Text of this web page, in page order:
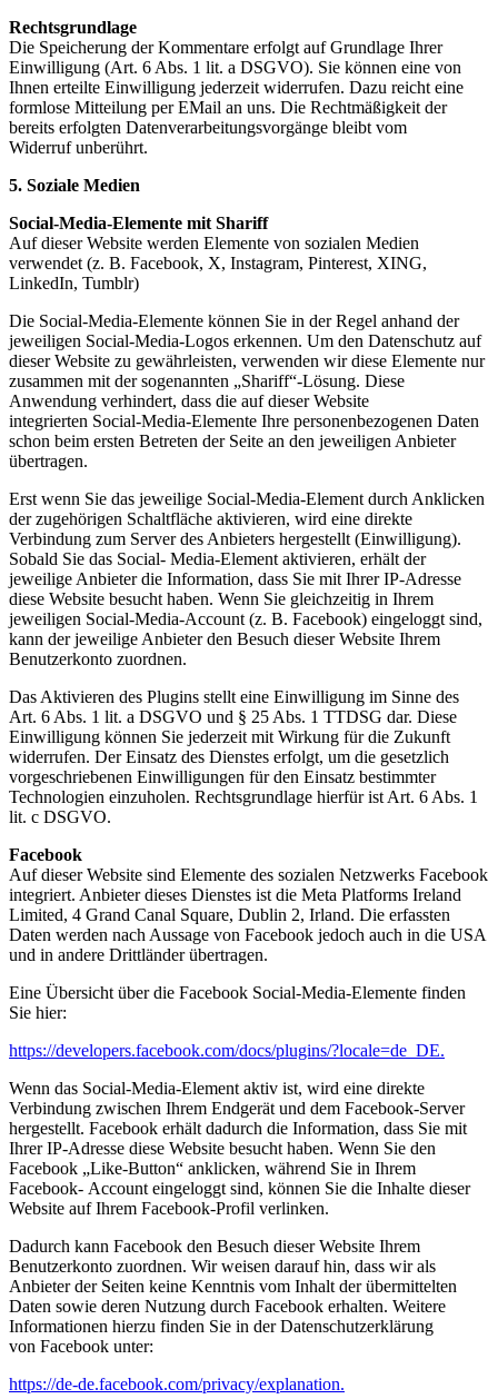
Rechtsgrundlage
Die Speicherung der Kommentare erfolgt auf Grundlage Ihrer
Einwilligung (Art. 6 Abs. 1 lit. a DSGVO). Sie können eine von
Ihnen erteilte Einwilligung jederzeit widerrufen. Dazu reicht eine
formlose Mitteilung per EMail an uns. Die Rechtmäßigkeit der
bereits erfolgten Datenverarbeitungsvorgänge bleibt vom
Widerruf unberührt.
5. Soziale Medien
Social-Media-Elemente mit Shariff
Auf dieser Website werden Elemente von sozialen Medien
verwendet (z. B. Facebook, X, Instagram, Pinterest, XING,
LinkedIn, Tumblr)
Die Social-Media-Elemente können Sie in der Regel anhand der
jeweiligen Social-Media-Logos erkennen. Um den Datenschutz auf
dieser Website zu gewährleisten, verwenden wir diese Elemente nur
zusammen mit der sogenannten „Shariff“-Lösung. Diese
Anwendung verhindert, dass die auf dieser Website
integrierten Social-Media-Elemente Ihre personenbezogenen Daten
schon beim ersten Betreten der Seite an den jeweiligen Anbieter
übertragen.
Erst wenn Sie das jeweilige Social-Media-Element durch Anklicken
der zugehörigen Schaltfläche aktivieren, wird eine direkte
Verbindung zum Server des Anbieters hergestellt (Einwilligung).
Sobald Sie das Social- Media-Element aktivieren, erhält der
jeweilige Anbieter die Information, dass Sie mit Ihrer IP-Adresse
diese Website besucht haben. Wenn Sie gleichzeitig in Ihrem
jeweiligen Social-Media-Account (z. B. Facebook) eingeloggt sind,
kann der jeweilige Anbieter den Besuch dieser Website Ihrem
Benutzerkonto zuordnen.
Das Aktivieren des Plugins stellt eine Einwilligung im Sinne des
Art. 6 Abs. 1 lit. a DSGVO und § 25 Abs. 1 TTDSG dar. Diese
Einwilligung können Sie jederzeit mit Wirkung für die Zukunft
widerrufen. Der Einsatz des Dienstes erfolgt, um die gesetzlich
vorgeschriebenen Einwilligungen für den Einsatz bestimmter
Technologien einzuholen. Rechtsgrundlage hierfür ist Art. 6 Abs. 1
lit. c DSGVO.
Facebook
Auf dieser Website sind Elemente des sozialen Netzwerks Facebook
integriert. Anbieter dieses Dienstes ist die Meta Platforms Ireland
Limited, 4 Grand Canal Square, Dublin 2, Irland. Die erfassten
Daten werden nach Aussage von Facebook jedoch auch in die USA
und in andere Drittländer übertragen.
Eine Übersicht über die Facebook Social-Media-Elemente finden
Sie hier:
https://developers.facebook.com/docs/plugins/?locale=de_DE.
Wenn das Social-Media-Element aktiv ist, wird eine direkte
Verbindung zwischen Ihrem Endgerät und dem Facebook-Server
hergestellt. Facebook erhält dadurch die Information, dass Sie mit
Ihrer IP-Adresse diese Website besucht haben. Wenn Sie den
Facebook „Like-Button“ anklicken, während Sie in Ihrem
Facebook- Account eingeloggt sind, können Sie die Inhalte dieser
Website auf Ihrem Facebook-Profil verlinken.
Dadurch kann Facebook den Besuch dieser Website Ihrem
Benutzerkonto zuordnen. Wir weisen darauf hin, dass wir als
Anbieter der Seiten keine Kenntnis vom Inhalt der übermittelten
Daten sowie deren Nutzung durch Facebook erhalten. Weitere
Informationen hierzu finden Sie in der Datenschutzerklärung
von Facebook unter:
https://de-de.facebook.com/privacy/explanation.